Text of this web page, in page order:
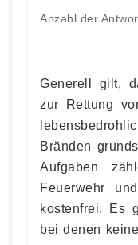
Anzahl der
Generell gilt,
zur Rettung
Bränden
Aufgaben
Feuerwehr
kostenfrei. Es
bei denen